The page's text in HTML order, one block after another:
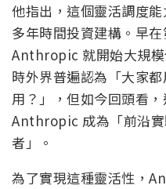
他指出，這個靈活調度
多年時間投資建構。早
Anthropic 就開始大規模
時外界普遍認為「大家
用？」，但如今回頭看
Anthropic 成為「前沿
者」。
為了實現這種靈活性，